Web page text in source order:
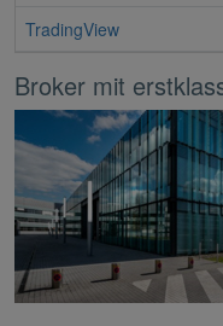
TradingView
Broker mit